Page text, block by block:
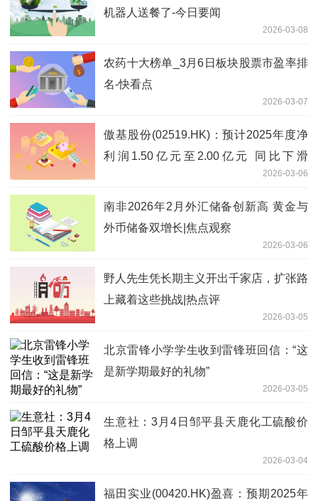
机器人送餐了-今日要闻
2026-03-08
农药十大榜单_3月6日板块股票市盈率排
名-快看点
2026-03-07
傲基股份(02519.HK)：预计2025年度净
利润1.50亿元至2.00亿元 同比下滑
2026-03-06
南非2026年2月外汇储备创新高 黄金与
外币储备双增长|焦点观察
2026-03-06
野人先生凭长期主义开出千家店，扩张路
上藏着这些挑战|热点评
2026-03-05
北京雷锋小学学生收到雷锋班回信：“这
是新学期最好的礼物”
2026-03-05
生意社：3月4日邹平县天鹿化工硫酸价
格上调
2026-03-04
福田实业(00420.HK)盈喜：预期2025年